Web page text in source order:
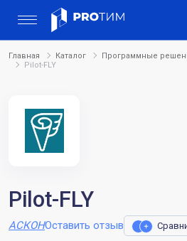
Главная Каталог Программные
Pilot-FLY
Pilot-FLY
АСКОНОставить отзыв